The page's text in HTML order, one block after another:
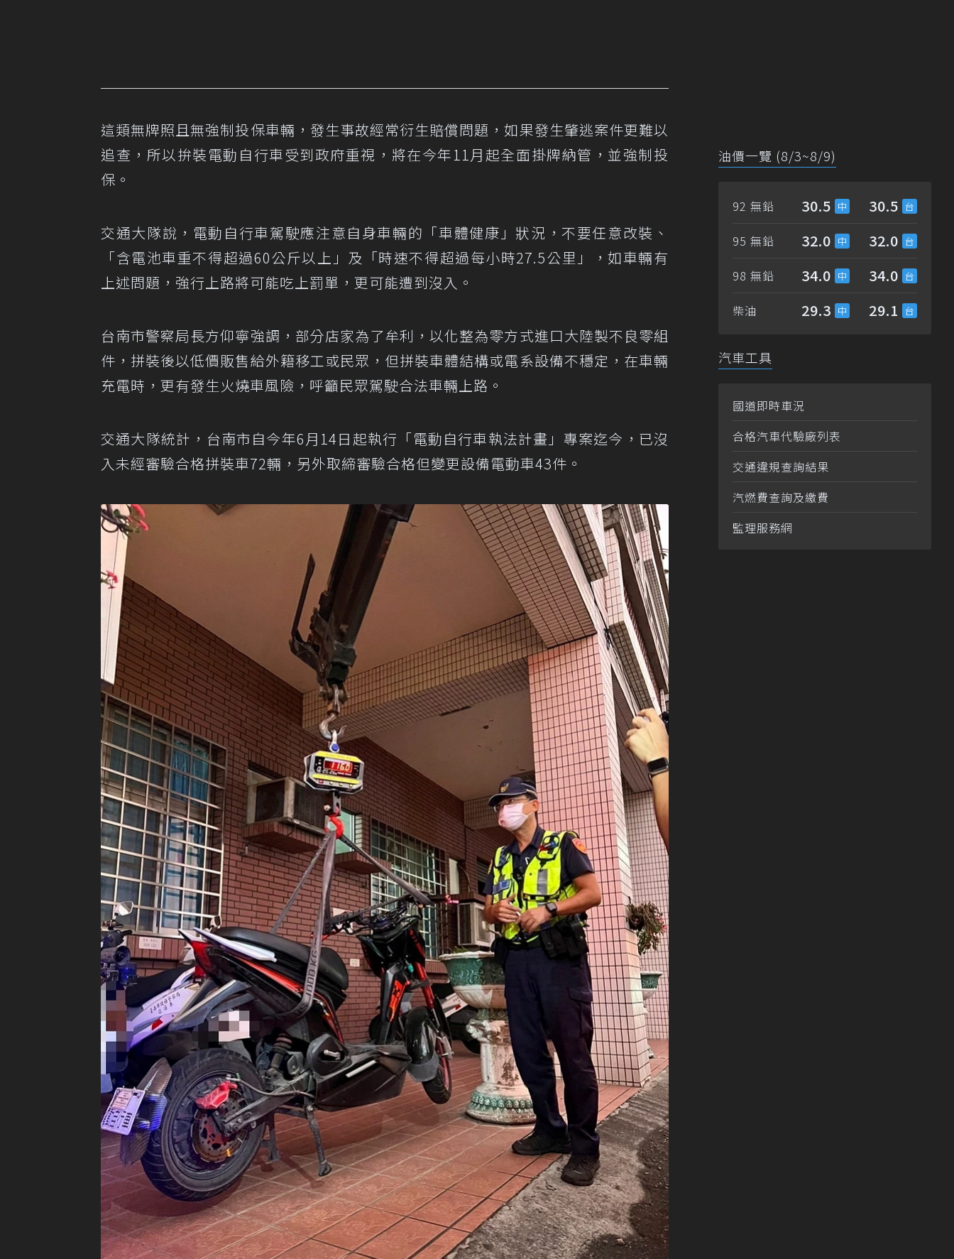
這類無牌照且無強制投保車輛，發生事故經常衍生賠償問題，如果發生肇逃案件更難以
追查，所以拚裝電動自行車受到政府重視，將在今年11月起全面掛牌納管，並強制投
保。
交通大隊說，電動自行車駕駛應注意自身車輛的「車體健康」狀況，不要任意改裝、
「含電池車重不得超過60公斤以上」及「時速不得超過每小時27.5公里」，如車輛有
上述問題，強行上路將可能吃上罰單，更可能遭到沒入。
台南市警察局長方仰寧強調，部分店家為了牟利，以化整為零方式進口大陸製不良零組
件，拼裝後以低價販售給外籍移工或民眾，但拼裝車體結構或電系設備不穩定，在車輛
充電時，更有發生火燒車風險，呼籲民眾駕駛合法車輛上路。
交通大隊統計，台南市自今年6月14日起執行「電動自行車執法計畫」專案迄今，已沒
入未經審驗合格拼裝車72輛，另外取締審驗合格但變更設備電動車43件。
油價一覽 (8/3~8/9)
92 無鉛 30.5 30.5
95 無鉛 32.0 32.0
98 無鉛 34.0 34.0
柴油 29.3 29.1
汽車工具
國道即時車況
合格汽車代驗廠列表
交通違規查詢結果
汽燃費查詢及繳費
監理服務網